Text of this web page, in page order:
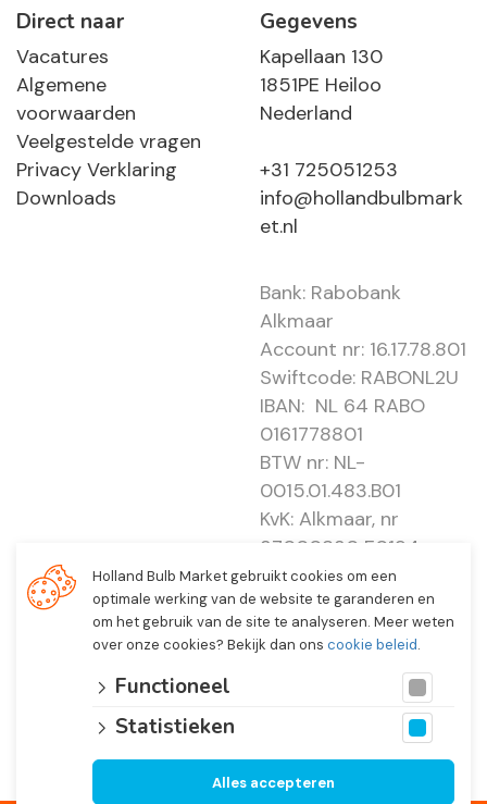
Direct naar
Vacatures
Algemene
voorwaarden
Veelgestelde vragen
Privacy Verklaring
Downloads
Gegevens
Kapellaan 130
1851PE Heiloo
Nederland
+31 725051253
info@hollandbulbmark
et.nl
Bank: Rabobank
Alkmaar
Account nr: 16.17.78.801
Swiftcode: RABONL2U
IBAN: NL 64 RABO
0161778801
BTW nr: NL-
0015.01.483.B01
KvK: Alkmaar, nr
37000830 E0194 -
EBO 505
Holland Bulb Market gebruikt cookies om een
optimale werking van de website te garanderen en
om het gebruik van de site te analyseren. Meer weten
over onze cookies? Bekijk dan ons cookie beleid.
Functioneel
Statistieken
Alles accepteren